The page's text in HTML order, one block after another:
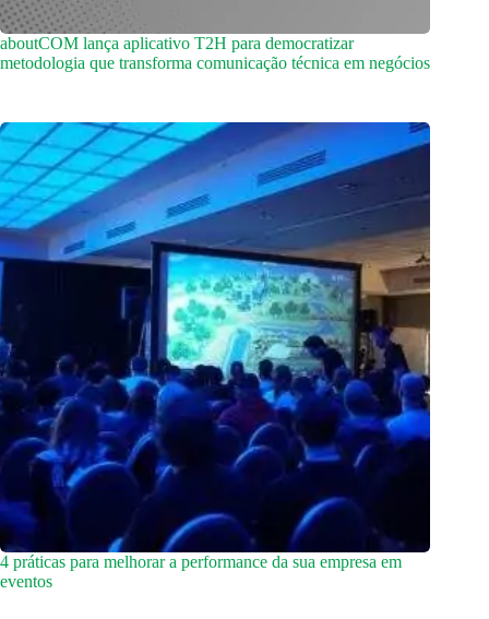
aboutCOM lança aplicativo T2H para democratizar
metodologia que transforma comunicação técnica em negócios
4 práticas para melhorar a performance da sua empresa em
eventos